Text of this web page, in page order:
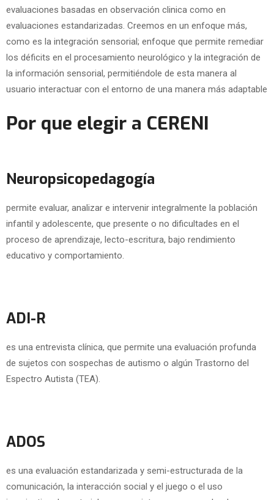
evaluaciones basadas en observación clinica como en
evaluaciones estandarizadas. Creemos en un enfoque más,
como es la integración sensorial; enfoque que permite remediar
los déficits en el procesamiento neurológico y la integración de
la información sensorial, permitiéndole de esta manera al
usuario interactuar con el entorno de una manera más adaptable
Por que elegir a CERENI
Neuropsicopedagogía
permite evaluar, analizar e intervenir integralmente la población
infantil y adolescente, que presente o no dificultades en el
proceso de aprendizaje, lecto-escritura, bajo rendimiento
educativo y comportamiento.
ADI-R
es una entrevista clínica, que permite una evaluación profunda
de sujetos con sospechas de autismo o algún Trastorno del
Espectro Autista (TEA).
ADOS
es una evaluación estandarizada y semi-estructurada de la
comunicación, la interacción social y el juego o el uso